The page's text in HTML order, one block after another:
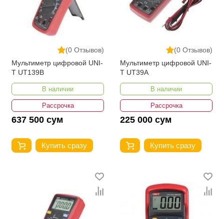
(0 Отзывов)
Мультиметр цифровой UNI-
T UT139B
В наличии
Рассрочка
637 500 сум
Купить сразу
(0 Отзывов)
Мультиметр цифровой UNI-
T UT39A
В наличии
Рассрочка
225 000 сум
Купить сразу